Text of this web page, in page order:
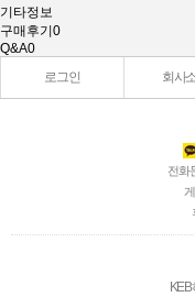
기타정보
구매후기 0
Q&A0
로그인
회사
전화